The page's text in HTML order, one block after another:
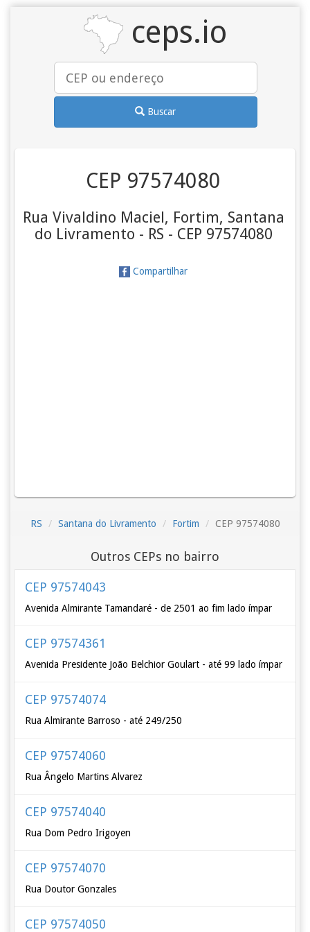
ceps.io
Buscar
CEP 97574080
Rua Vivaldino Maciel, Fortim, Santana
do Livramento - RS - CEP 97574080
Compartilhar
RS Santana do Livramento Fortim CEP 97574080
Outros CEPs no bairro
CEP 97574043
Avenida Almirante Tamandaré - de 2501 ao fim lado ímpar
CEP 97574361
Avenida Presidente João Belchior Goulart - até 99 lado ímpar
CEP 97574074
Rua Almirante Barroso - até 249/250
CEP 97574060
Rua Ângelo Martins Alvarez
CEP 97574040
Rua Dom Pedro Irigoyen
CEP 97574070
Rua Doutor Gonzales
CEP 97574050